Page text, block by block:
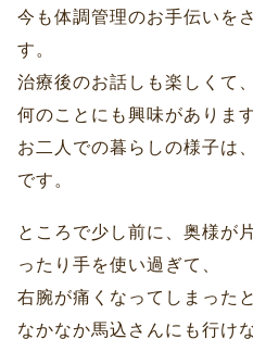
今も体調管理のお手伝いを
す。
治療後のお話しも楽しくて
何のことにも興味があります
お二人での暮らしの様子は
です。
ところで少し前に、奥様が
ったり手を使い過ぎて、
右腕が痛くなってしまった
なかなか馬込さんにも行け